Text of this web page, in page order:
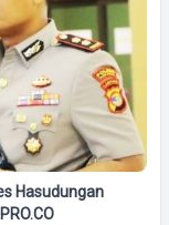
Hasudungan